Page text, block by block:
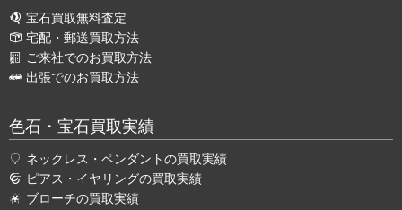
宝石買取無料査定
宅配・郵送買取方法
ご来社でのお買取方法
出張でのお買取方法
色石・宝石買取実績
ネックレス・ペンダントの買取実績
ピアス・イヤリングの買取実績
ブローチの買取実績